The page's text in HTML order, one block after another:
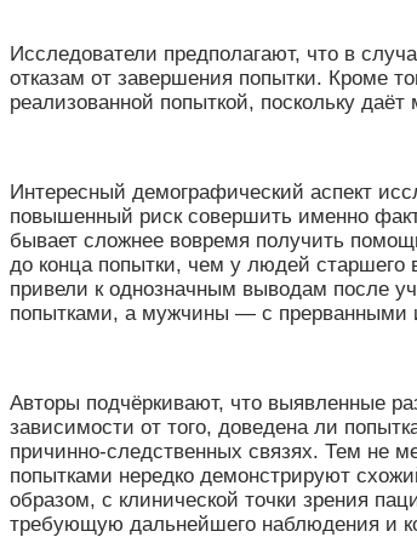
Исследователи предполагают, что в
отказам от завершения попытки. Кроме
реализованной попыткой, поскольку
Интересный демографический аспект
повышенный риск совершить именно
бывает сложнее вовремя получить
до конца попытки, чем у людей старшего
привели к однозначным выводам после
попытками, а мужчины — с прерванными
Авторы подчёркивают, что выявленные
зависимости от того, доведена ли
причинно-следственных связях. Тем не
попытками нередко демонстрируют
образом, с клинической точки зрения
требующую дальнейшего наблюдения и